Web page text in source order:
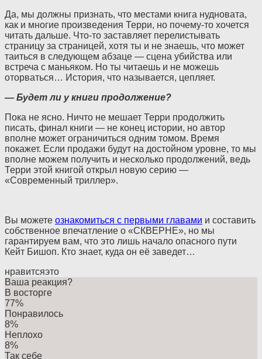
Да, мы должны признать, что местами книга нудновата,
как и многие произведения Терри, но почему-то хочется
читать дальше. Что-то заставляет перелистывать
страницу за страницей, хотя ты и не знаешь, что может
таиться в следующем абзаце — сцена убийства или
встреча с маньяком. Но ты читаешь и не можешь
оторваться… История, что называется, цепляет.
— Будет ли у книги продолжение?
Пока не ясно. Ничто не мешает Терри продолжить
писать, финал книги — не конец истории, но автор
вполне может ограничиться одним томом. Время
покажет. Если продажи будут на достойном уровне, то мы
вполне можем получить и несколько продолжений, ведь
Терри этой книгой открыл новую серию —
«Современный триллер».
Вы можете ознакомиться с первыми главами и составить
собственное впечатление о «СКВЕРНЕ», но мы
гарантируем вам, что это лишь начало опасного пути
Кейт Бишоп. Кто знает, куда он её заведет…
нравитсяэто
Ваша реакция?
В восторге
77%
Понравилось
8%
Неплохо
8%
Так себе